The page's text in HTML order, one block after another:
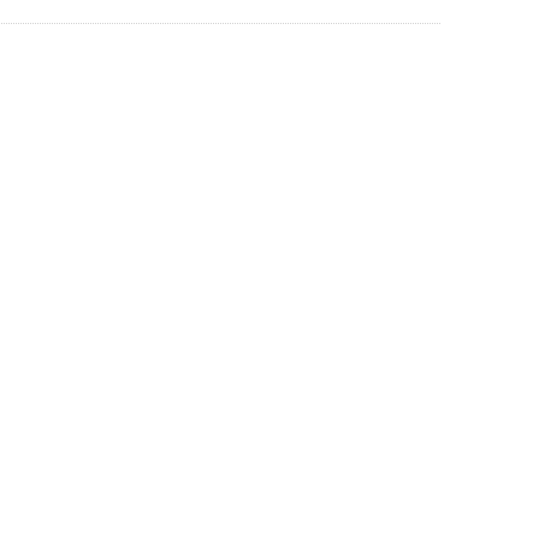
Mangels hochladen. Falls Sie ein Foto hinzufügen,
am Smartphone, am Tablet oder bequem vom PC